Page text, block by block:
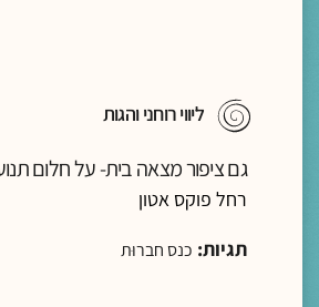
ליווי רוחני והגות
גם ציפור מצאה בית- על חלום
רחל פוקס אטון
תגיות: כנס חברוּת